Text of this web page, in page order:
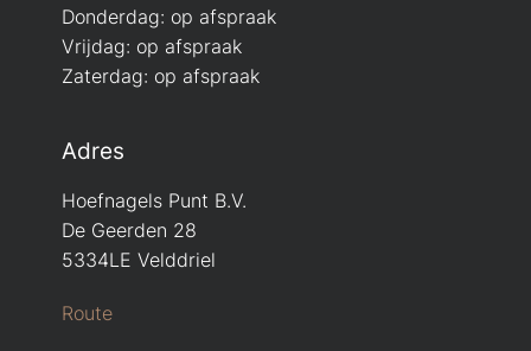
Donderdag: op afspraak
Vrijdag: op afspraak
Zaterdag: op afspraak
Adres
Hoefnagels Punt B.V.
De Geerden 28
5334LE Velddriel
Route